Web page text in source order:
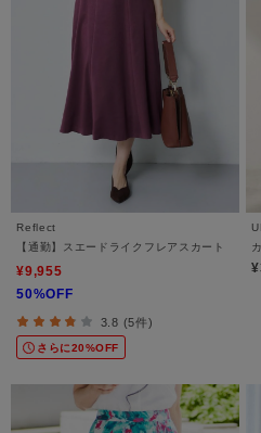
Reflect
【通勤】スエードライクフレアスカート
¥9,955
50%OFF
3.8 (5件)
さらに20%OFF